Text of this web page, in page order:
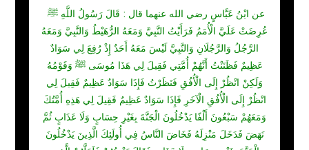
عُرِضَتْ عَلَيَّ الْأُمَمُ فَرَأَيْتُ النَّبِيَّ وَمَعَهُ الرُّهَيْطُ وَالنَّبِيَّ وَمَعَهُ
الرَّجُلُ وَالرَّجُلَانِ وَالنَّبِيَّ لَيْسَ مَعَهُ أَحَدٌ إِذْ رُفِعَ لِي سَوَادٌ
عَظِيمٌ فَظَنَنْتُ أَنَّهُمْ أُمَّتِي فَقِيلَ لِي هَذَا مُوسَى ﷺ وَقَوْمُهُ
وَلَكِنْ انْظُرْ إِلَى الْأُفُقِ فَنَظَرْتُ فَإِذَا سَوَادٌ عَظِيمٌ فَقِيلَ لِي
انْظُرْ إِلَى الْأُفُقِ الْآخَرِ فَإِذَا سَوَادٌ عَظِيمٌ فَقِيلَ لِي هَذِهِ أُمَّتُكَ
وَمَعَهُمْ سَبْعُونَ أَلْفًا يَدْخُلُونَ الْجَنَّةَ بِغَيْرِ حِسَابٍ وَلَا عَذَابٍ ثُمَّ
نَهَضَ فَدَخَلَ مَنْزِلَهُ فَخَاضَ النَّاسُ فِي أُولَئِكَ الَّذِينَ يَدْخُلُونَ